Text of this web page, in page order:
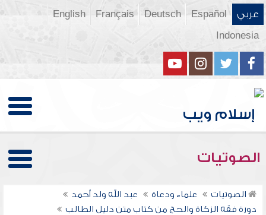
عربي Español
Deutsch
Français
English
Indonesia
الصوتيات
الصوتيات علماء ودعاة
عبد الله ولد أحمد
دورة فقه الزكاة والحج من كتاب متن دليل الطالب